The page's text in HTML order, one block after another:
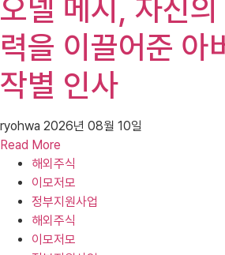
오넬 메시, 자신
력을 이끌어준 아
작별 인사
ryohwa 2026년 08월 10일
Read More
해외주식
이모저모
정부지원사업
해외주식
이모저모